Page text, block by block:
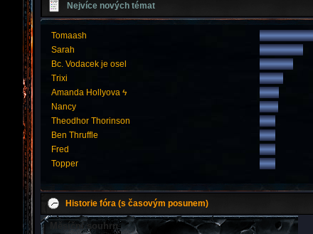
Nejvíce nových témat
Tomaash
Sarah
Bc. Vodacek je osel
Trixi
Amanda Hollyova ϟ
Nancy
Theodhor Thorinson
Ben Thruffle
Fred
Topper
Historie fóra (s časovým posunem)
Měsíční souhrn